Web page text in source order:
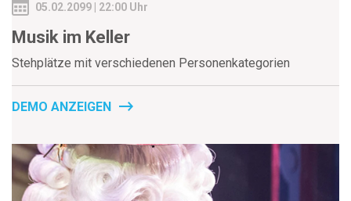
05.02.2099 | 22:00 Uhr
Musik im Keller
Stehplätze mit verschiedenen Personenkategorien
DEMO ANZEIGEN